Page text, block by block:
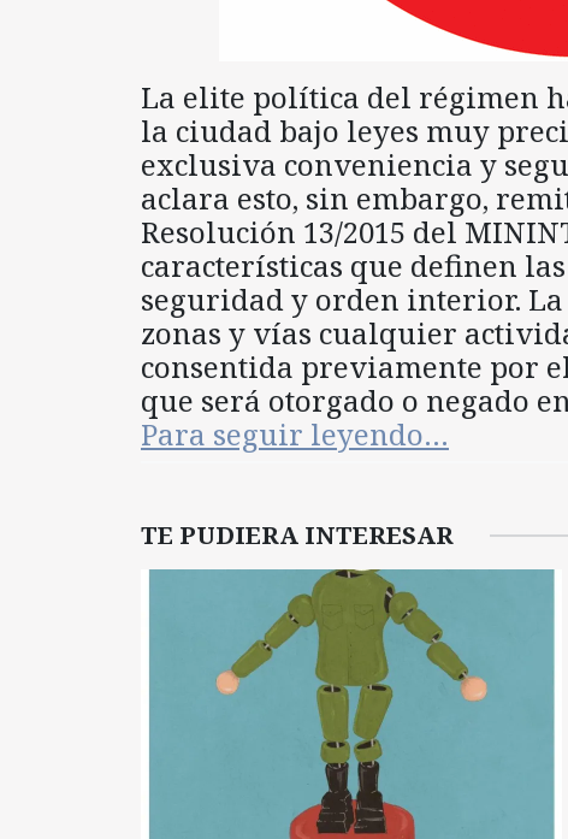
La elite política del régimen
la ciudad bajo leyes muy
exclusiva conveniencia y
aclara esto, sin embargo,
Resolución 13/2015 del
características que definen
seguridad y orden interior. La
zonas y vías cualquier
consentida previamente por
que será otorgado o negado
Para seguir leyendo…
TE PUDIERA INTERESAR